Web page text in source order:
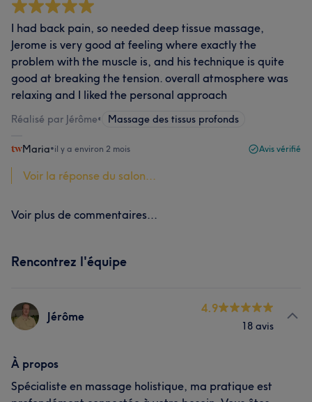
I had back pain, so needed deep tissue massage,
Jerome is very good at feeling where exactly the
problem with the muscle is, and his technique is quite
good at breaking the tension. overall atmosphere was
relaxing and I liked the personal approach
Réalisé par Jérôme• Massage des tissus profonds
Maria•il y a environ 2 mois Avis vérifié
Voir la réponse du salon...
Voir plus de commentaires...
Rencontrez l'équipe
Jérôme
4.9
18 avis
À propos
Spécialiste en massage holistique, ma pratique est